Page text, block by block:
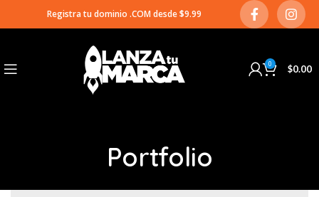
Registra tu dominio .COM desde $9.99
0 $0.00
Portfolio